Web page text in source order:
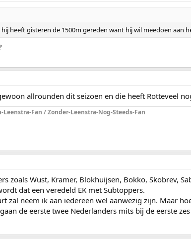
hij heeft gisteren de 1500m gereden want hij wil meedoen aan
allrounden dit seizoen en die heeft Rotteveel
Fan / Zonder-Leenstra-Nog-Steeds-Fan
zoals Wust, Kramer, Blokhuijsen, Bokko, Skobrev,
dat een veredeld EK met Subtoppers.
zal neem ik aan iedereen wel aanwezig zijn. Maar
de eerste twee Nederlanders mits bij de eerste